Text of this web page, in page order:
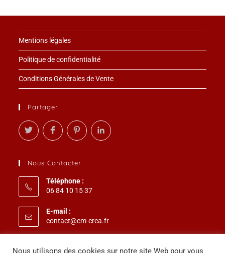
Mentions légales
Politique de confidentialité
Conditions Générales de Vente
Partager
Nous Contacter
Téléphone :
06 84 10 15 37
E-mail :
contact@cm-crea.frS’ouvre
application
Nous utilisons des cookies sur notre site Web pour vous